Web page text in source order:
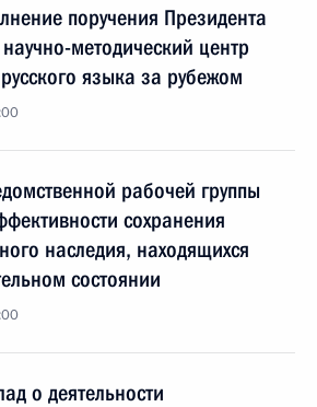
поручения Президента
методический центр
языка за рубежом
рабочей группы
сохранения
наследия, находящихся
состоянии
о деятельности